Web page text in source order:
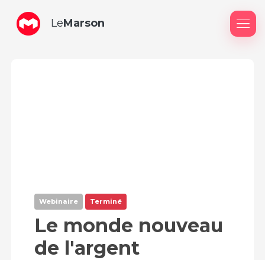
LeMarson
Webinaire Terminé
Le monde nouveau
de l'argent